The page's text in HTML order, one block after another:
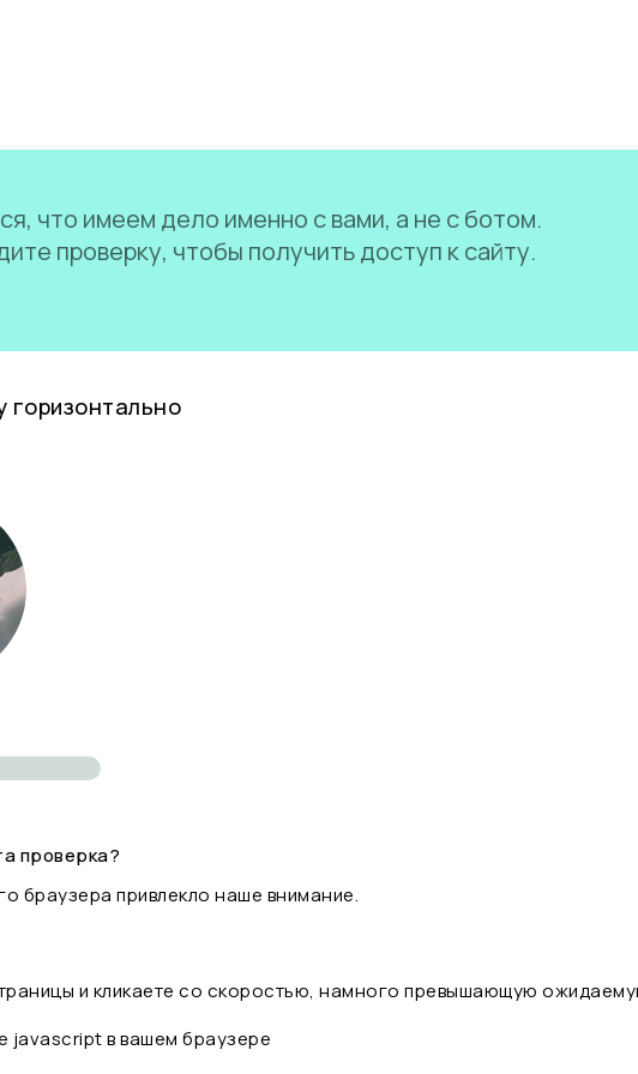
что имеем дело именно с вами, а не с ботом.
проверку, чтобы получить доступ к сайту.
горизонтально
проверка?
браузера привлекло наше внимание.
и кликаете со скоростью, намного превышающую
javascript в вашем браузере